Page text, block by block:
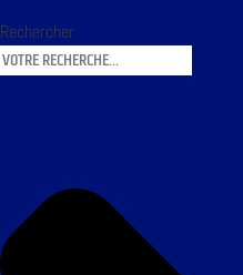
Rechercher